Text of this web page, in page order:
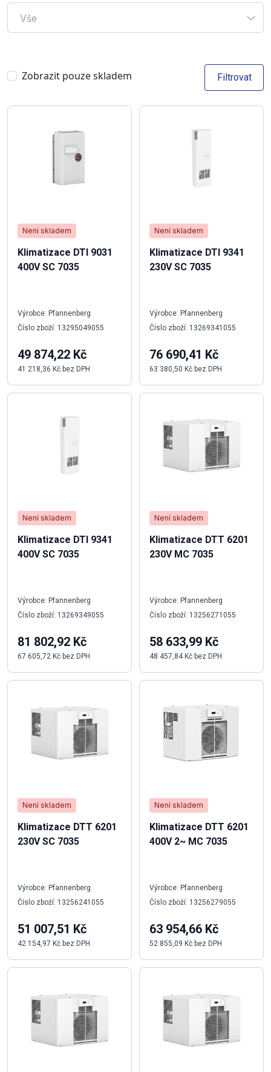
Vše
Zobrazit pouze skladem Filtrovat
Není skladem
Klimatizace DTI 9031
400V SC 7035
Výrobce: Pfannenberg
Číslo zboží: 13295049055
49 874,22 Kč
41 218,36 Kč bez DPH
Není skladem
Klimatizace DTI 9341
230V SC 7035
Výrobce: Pfannenberg
Číslo zboží: 13269341055
76 690,41 Kč
63 380,50 Kč bez DPH
Není skladem
Klimatizace DTI 9341
400V SC 7035
Výrobce: Pfannenberg
Číslo zboží: 13269349055
81 802,92 Kč
67 605,72 Kč bez DPH
Není skladem
Klimatizace DTT 6201
230V MC 7035
Výrobce: Pfannenberg
Číslo zboží: 13256271055
58 633,99 Kč
48 457,84 Kč bez DPH
Není skladem
Klimatizace DTT 6201
230V SC 7035
Výrobce: Pfannenberg
Číslo zboží: 13256241055
51 007,51 Kč
42 154,97 Kč bez DPH
Není skladem
Klimatizace DTT 6201
400V 2~ MC 7035
Výrobce: Pfannenberg
Číslo zboží: 13256279055
63 954,66 Kč
52 855,09 Kč bez DPH